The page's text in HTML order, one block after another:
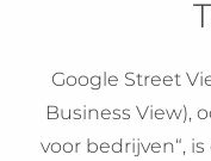
Google Street
Business View),
voor bedrijven“,